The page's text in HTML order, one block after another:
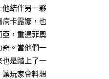
他結伴另一夥
病卡露娜，也
亞，重遇菲奧
奇。當他們一
也是踏上了一
讓玩家會料想